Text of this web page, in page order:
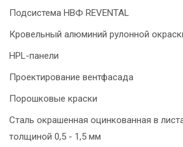
Подсистема НВФ REVENTAL
Кровельный алюминий рулонной
HPL-панели
Проектирование вентфасада
Порошковые краски
Сталь окрашенная оцинкованная в
толщиной 0,5 - 1,5 мм